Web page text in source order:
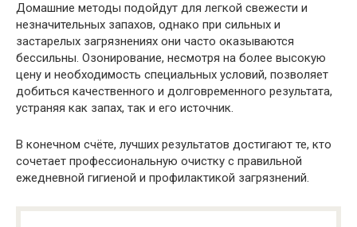
Домашние методы подойдут для легкой свежести и
незначительных запахов, однако при сильных и
застарелых загрязнениях они часто оказываются
бессильны. Озонирование, несмотря на более высокую
цену и необходимость специальных условий, позволяет
добиться качественного и долговременного результата,
устраняя как запах, так и его источник.
В конечном счёте, лучших результатов достигают те, кто
сочетает профессиональную очистку с правильной
ежедневной гигиеной и профилактикой загрязнений.